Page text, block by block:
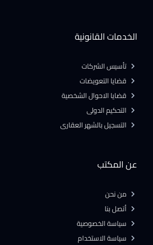
عن المكتب
من نحن
أتصل بنا
سياسة الخصوصية
سياسة الاستخدام
الخدمات القانونية
تأسيس الشركات
قضايا التعويضات
قضايا الاحوال الشخصية
التحكيم الدولى
التسجيل بالشهر العقارى